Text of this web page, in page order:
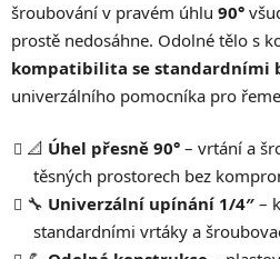
šroubování v pravém úhlu 90°
prostě nedosáhne. Odolné tělo s
kompatibilita se standardními
univerzálního pomocníka pro
📐 Úhel přesně 90° – vrtání a
těsných prostorech bez
🔧 Univerzální upínání 1/4″ –
standardními vrtáky a